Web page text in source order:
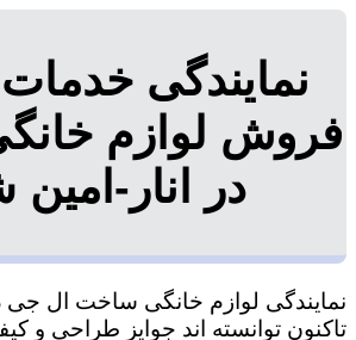
نمایندگی
فروش لوازم
در انار-امین
نمایندگی لوازم خانگی ساخت ال جی
تاکنون توانسته اند جوایز طراحی و